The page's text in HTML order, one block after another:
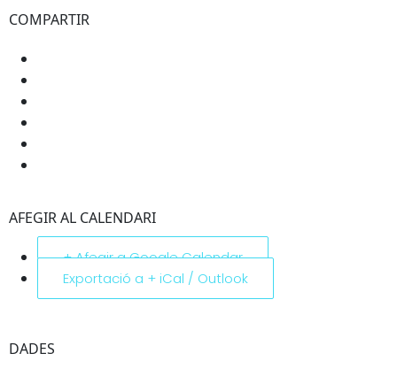
COMPARTIR
AFEGIR AL CALENDARI
+ Afegir a Google Calendar
Exportació a + iCal / Outlook
DADES